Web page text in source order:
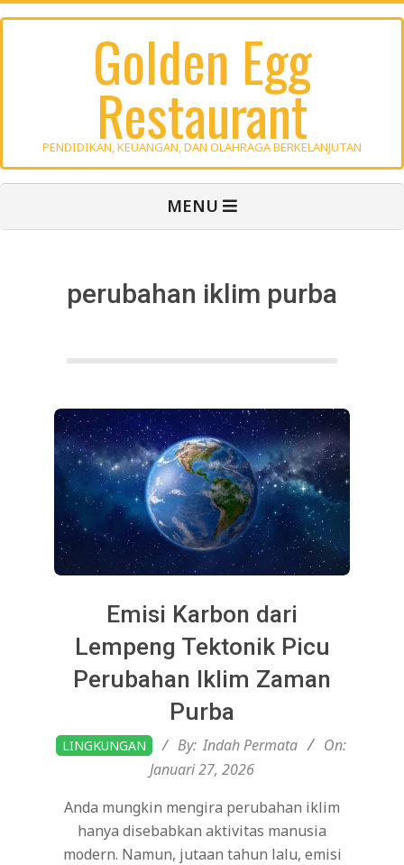
Skip
Golden Egg
Restaurant
PENDIDIKAN, KEUANGAN, DAN OLAHRAGA BERKELANJUTAN
MENU
perubahan iklim purba
Emisi Karbon dari
Lempeng Tektonik Picu
Perubahan Iklim Zaman
Purba
2026-
01-
LINGKUNGAN By: Indah Permata
On:
Januari 27, 2026
Anda mungkin mengira perubahan iklim
hanya disebabkan aktivitas manusia
modern. Namun, jutaan tahun lalu, emisi